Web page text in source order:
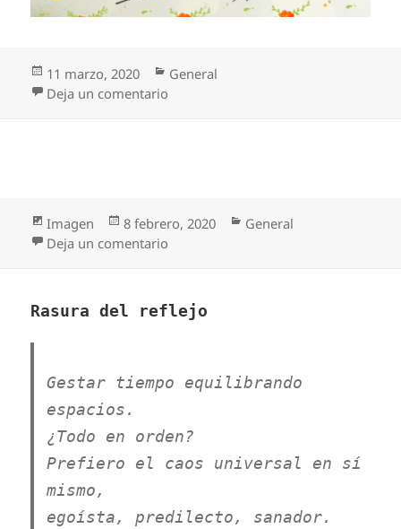
Publicado
el
11 marzo, 2020 Categorías
General
Deja un comentario
Formato
Imagen
Publicado
el
8 febrero, 2020 Categorías
General
Deja un comentario
Rasura del reflejo
Gestar tiempo equilibrando
espacios.
¿Todo en orden?
Prefiero el caos universal en sí
mismo,
egoísta, predilecto, sanador.